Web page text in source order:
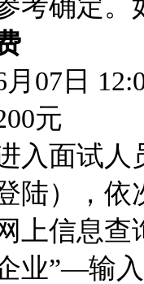
考确定
日
元
面试人员
陆），
上信息
业”—输